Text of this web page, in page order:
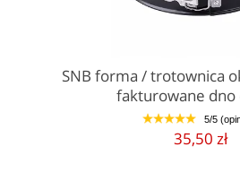
SNB forma / trotownica
fakturowane dno
1 2 3 4 5 5/5
35,50 zł